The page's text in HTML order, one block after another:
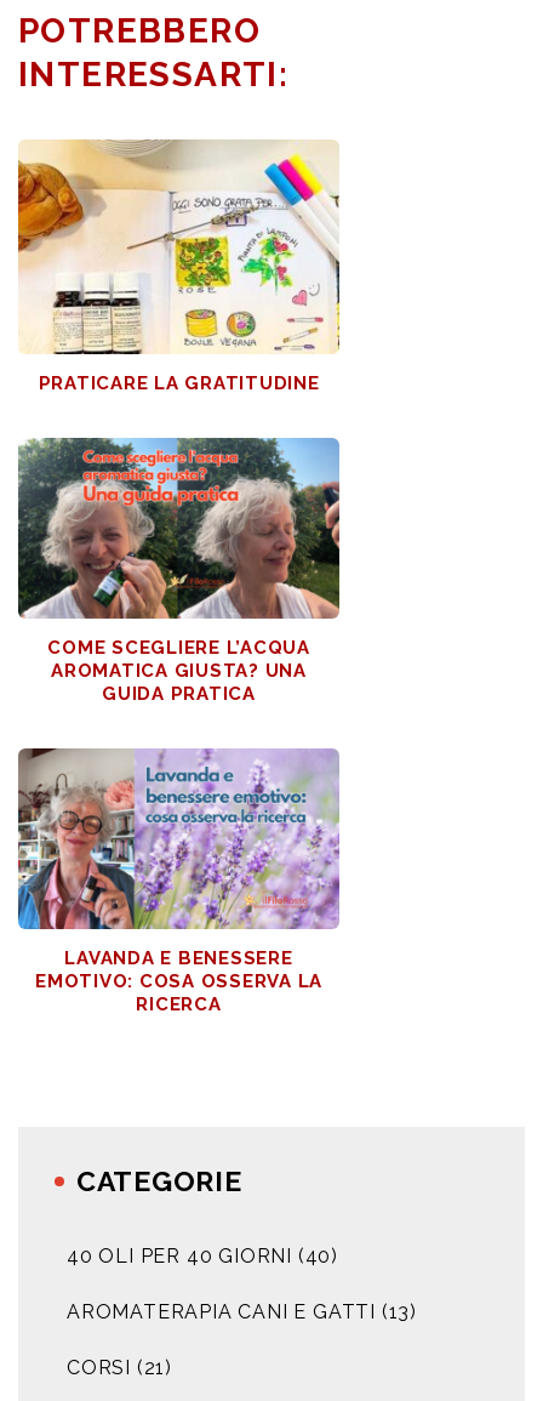
POTREBBERO
INTERESSARTI:
PRATICARE LA GRATITUDINE
COME SCEGLIERE L’ACQUA
AROMATICA GIUSTA? UNA
GUIDA PRATICA
LAVANDA E BENESSERE
EMOTIVO: COSA OSSERVA LA
RICERCA
CATEGORIE
40 OLI PER 40 GIORNI (40)
AROMATERAPIA CANI E GATTI (13)
CORSI (21)